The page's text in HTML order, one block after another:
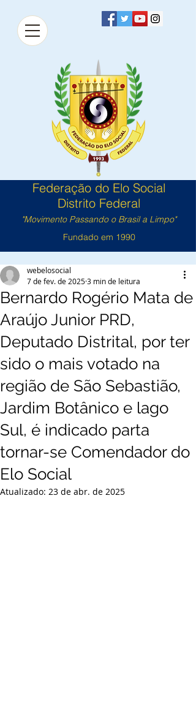
Federação do Elo Social
Distrito Federal
"Movimento Passando o Brasil a Limpo"
Fundado em 1990
Bernardo Rogério Mata de
Araújo Junior PRD,
Deputado Distrital, por ter
sido o mais votado na
região de São Sebastião,
Jardim Botânico e lago
Sul, é indicado parta
tornar-se Comendador do
Elo Social
webelosocial
7 de fev. de 20253 min de leitura
Atualizado: 23 de abr. de 2025